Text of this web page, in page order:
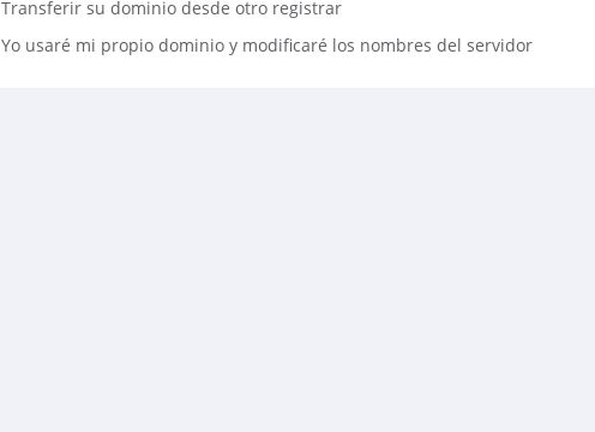
Transferir su dominio desde otro registrar
Yo usaré mi propio dominio y modificaré los nombres del servidor